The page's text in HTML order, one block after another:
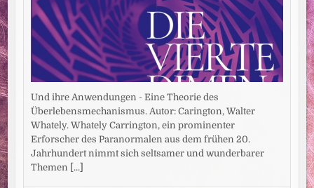
Und ihre Anwendungen - Eine Theorie des
Überlebensmechanismus. Autor: Carington, Walter
Whately. Whately Carrington, ein prominenter
Erforscher des Paranormalen aus dem frühen 20.
Jahrhundert nimmt sich seltsamer und wunderbarer
Themen [...]